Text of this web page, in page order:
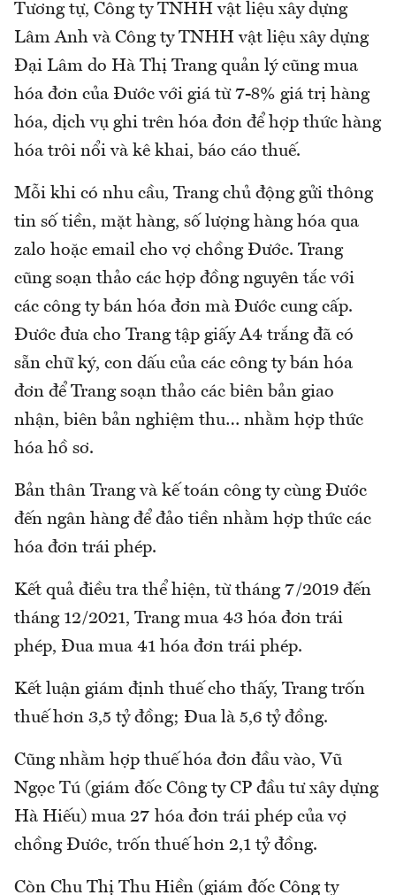
Tương tự, Công ty TNHH vật liệu xây dựng
Lâm Anh và Công ty TNHH vật liệu xây dựng
Đại Lâm do Hà Thị Trang quản lý cũng mua
hóa đơn của Đước với giá từ 7-8% giá trị hàng
hóa, dịch vụ ghi trên hóa đơn để hợp thức hàng
hóa trôi nổi và kê khai, báo cáo thuế.
Mỗi khi có nhu cầu, Trang chủ động gửi thông
tin số tiền, mặt hàng, số lượng hàng hóa qua
zalo hoặc email cho vợ chồng Đước. Trang
cũng soạn thảo các hợp đồng nguyên tắc với
các công ty bán hóa đơn mà Đước cung cấp.
Đước đưa cho Trang tập giấy A4 trắng đã có
sẵn chữ ký, con dấu của các công ty bán hóa
đơn để Trang soạn thảo các biên bản giao
nhận, biên bản nghiệm thu… nhằm hợp thức
hóa hồ sơ.
Bản thân Trang và kế toán công ty cùng Đước
đến ngân hàng để đảo tiền nhằm hợp thức các
hóa đơn trái phép.
Kết quả điều tra thể hiện, từ tháng 7/2019 đến
tháng 12/2021, Trang mua 43 hóa đơn trái
phép, Đua mua 41 hóa đơn trái phép.
Kết luận giám định thuế cho thấy, Trang trốn
thuế hơn 3,5 tỷ đồng; Đua là 5,6 tỷ đồng.
Cũng nhằm hợp thuế hóa đơn đầu vào, Vũ
Ngọc Tú (giám đốc Công ty CP đầu tư xây dựng
Hà Hiếu) mua 27 hóa đơn trái phép của vợ
chồng Đước, trốn thuế hơn 2,1 tỷ đồng.
Còn Chu Thị Thu Hiền (giám đốc Công ty